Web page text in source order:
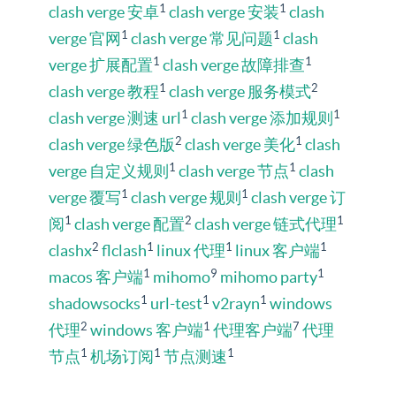
clash verge 安卓1 clash verge 安装1 clash
verge 官网 1 clash verge 常见问题1 clash
verge 扩展配置1 clash verge 故障排查1
clash verge 教程1 clash verge 服务模式2
clash verge 测速 url 1 clash verge 添加规则 1
clash verge 绿色版 2 clash verge 美化1 clash
verge 自定义规则 1 clash verge 节点1 clash
verge 覆写1 clash verge 规则 1 clash verge 订
阅1 clash verge 配置2 clash verge 链式代理1
clashx2 flclash1 linux 代理1 linux 客户端1
macos 客户端1 mihomo9 mihomo party1
shadowsocks1 url-test1 v2rayn1 windows
代理2 windows 客户端1 代理客户端7 代理
节点1 机场订阅1 节点测速1